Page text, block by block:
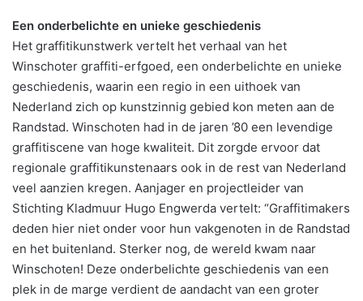
Een onderbelichte en unieke geschiedenis
Het graffitikunstwerk vertelt het verhaal van het
Winschoter graffiti-erfgoed, een onderbelichte en unieke
geschiedenis, waarin een regio in een uithoek van
Nederland zich op kunstzinnig gebied kon meten aan de
Randstad. Winschoten had in de jaren ’80 een levendige
graffitiscene van hoge kwaliteit. Dit zorgde ervoor dat
regionale graffitikunstenaars ook in de rest van Nederland
veel aanzien kregen. Aanjager en projectleider van
Stichting Kladmuur Hugo Engwerda vertelt: “Graffitimakers
deden hier niet onder voor hun vakgenoten in de Randstad
en het buitenland. Sterker nog, de wereld kwam naar
Winschoten! Deze onderbelichte geschiedenis van een
plek in de marge verdient de aandacht van een groter